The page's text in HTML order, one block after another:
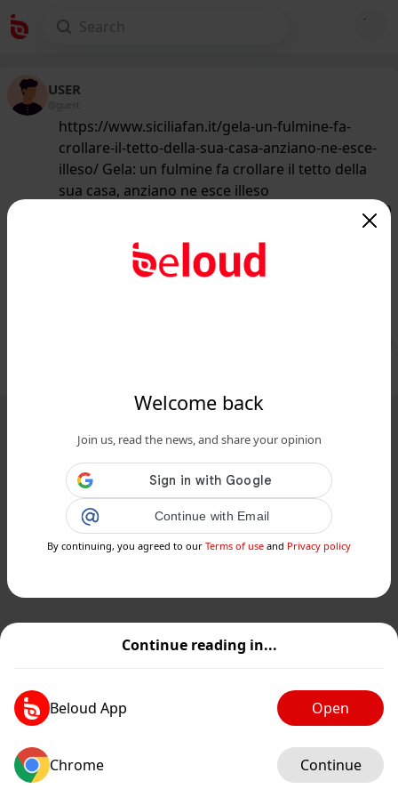
Continue reading in...
Beloud App Open
Chrome Continue
Welcome back
Join us, read the news, and share your opinion
Continue with Email
By continuing, you agreed to our Terms of use and Privacy policy
USER
@guest
https://www.siciliafan.it/gela-un-fulmine-fa-
crollare-il-tetto-della-sua-casa-anziano-ne-esce-
illeso/ Gela: un fulmine fa crollare il tetto della
sua casa, anziano ne esce illeso
/50
Un fulmine fa crollare il tetto della
sua casa, anziano ne esce